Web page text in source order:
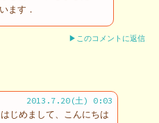
ます．
▶このコメントに返信
2013.7.20(土) 0:03
じめまして、こんにちは